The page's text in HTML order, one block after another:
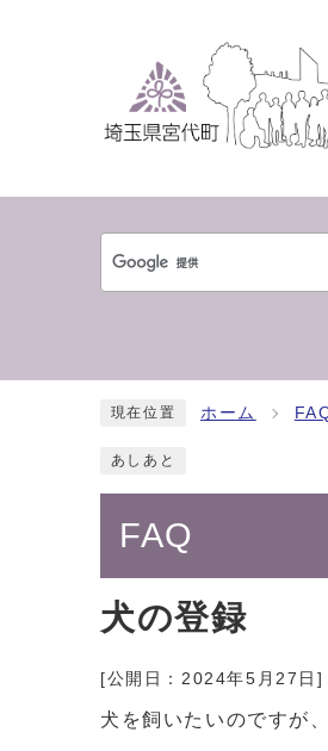
現在位置 ホーム
あしあと
FAQ
犬の登録
[公開日： 2024年5月27日 ]
犬を飼いたいのですが